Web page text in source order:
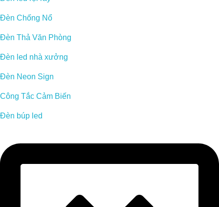
Đèn Chống Nổ
Đèn Thả Văn Phòng
Đèn led nhà xưởng
Đèn Neon Sign
Công Tắc Cảm Biến
Đèn búp led